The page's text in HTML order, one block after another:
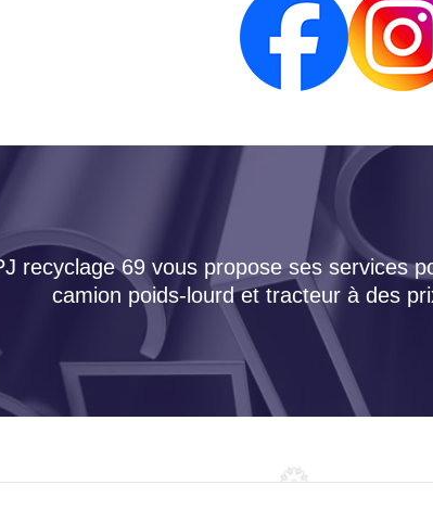
recyclage 69 vous propose ses services
camion poids-lourd et tracteur à des